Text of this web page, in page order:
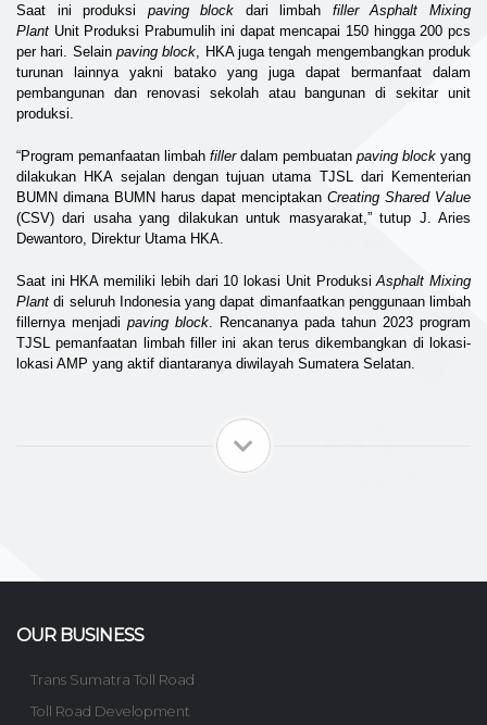
Saat ini produksi paving block dari limbah filler Asphalt Mixing
Plant Unit Produksi Prabumulih ini dapat mencapai 150 hingga 200 pcs
per hari. Selain paving block, HKA juga tengah mengembangkan produk
turunan lainnya yakni batako yang juga dapat bermanfaat dalam
pembangunan dan renovasi sekolah atau bangunan di sekitar unit
produksi.
“Program pemanfaatan limbah fillerdalam pembuatan paving block yang
dilakukan HKA sejalan dengan tujuan utama TJSL dari Kementerian
BUMN dimana BUMN harus dapat menciptakan Creating Shared Value
(CSV) dari usaha yang dilakukan untuk masyarakat,” tutup J. Aries
Dewantoro, Direktur Utama HKA.
Saat ini HKA memiliki lebih dari 10 lokasi Unit ProduksiAsphalt Mixing
Plant di seluruh Indonesia yang dapat dimanfaatkan penggunaan limbah
fillernya menjadi paving block. Rencananya pada tahun 2023 program
TJSL pemanfaatan limbah filler ini akan terus dikembangkan di lokasi-
lokasi AMP yang aktif diantaranya diwilayah Sumatera Selatan.
OUR BUSINESS
Trans Sumatra Toll Road
Toll Road Development